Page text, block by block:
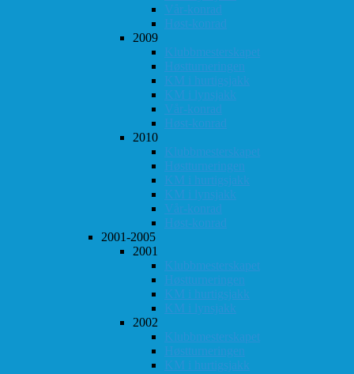
Vår-konrad
Høst-konrad
2009
Klubbmesterskapet
Høstturneringen
KM i hurtigsjakk
KM i lynsjakk
Vår-konrad
Høst-konrad
2010
Klubbmesterskapet
Høstturneringen
KM i hurtigsjakk
KM i lynsjakk
Vår-konrad
Høst-konrad
2001-2005
2001
Klubbmesterskapet
Høstturneringen
KM i hurtigsjakk
KM i lynsjakk
2002
Klubbmesterskapet
Høstturneringen
KM i hurtigsjakk